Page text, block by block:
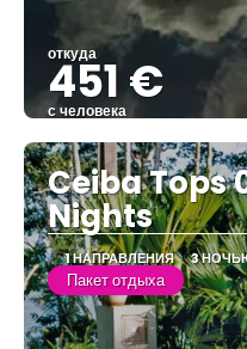
откуда
451 €
с человека
Ceiba Tops
Nights
1 НАПРАВЛЕНИЯ 3
Пакет отдыха